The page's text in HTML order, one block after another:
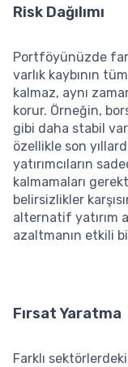
Risk Dağılımı
Portföyünüzde
varlık kaybının
kalmaz, aynı
korur. Örneğin,
gibi daha stabil
özellikle son
yatırımcıların
kalmamaları
belirsizlikler
alternatif yatırım
azaltmanın etkili
Fırsat Yaratma
Farklı